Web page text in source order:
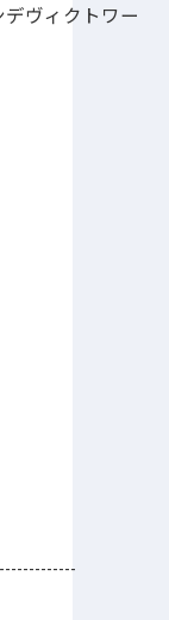
ヴィクトワー